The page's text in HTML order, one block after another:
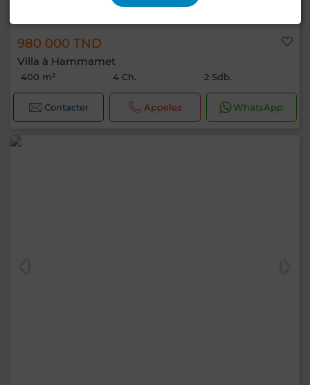
980 000 TND
Villa à Hammamet
400 m² 4 Ch. 2 Sdb.
Contacter Appelez WhatsApp